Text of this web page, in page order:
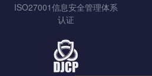
ISO27001信息安全管理体系
认证